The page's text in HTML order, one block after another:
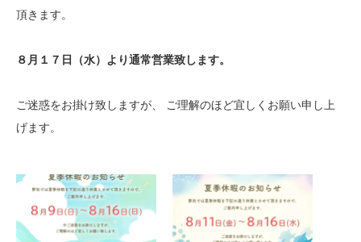
頂きます。
８月１７日（水）より通常営業致します。
ご迷惑をお掛け致しますが、 ご理解のほど宜しくお願い申し上
げます。